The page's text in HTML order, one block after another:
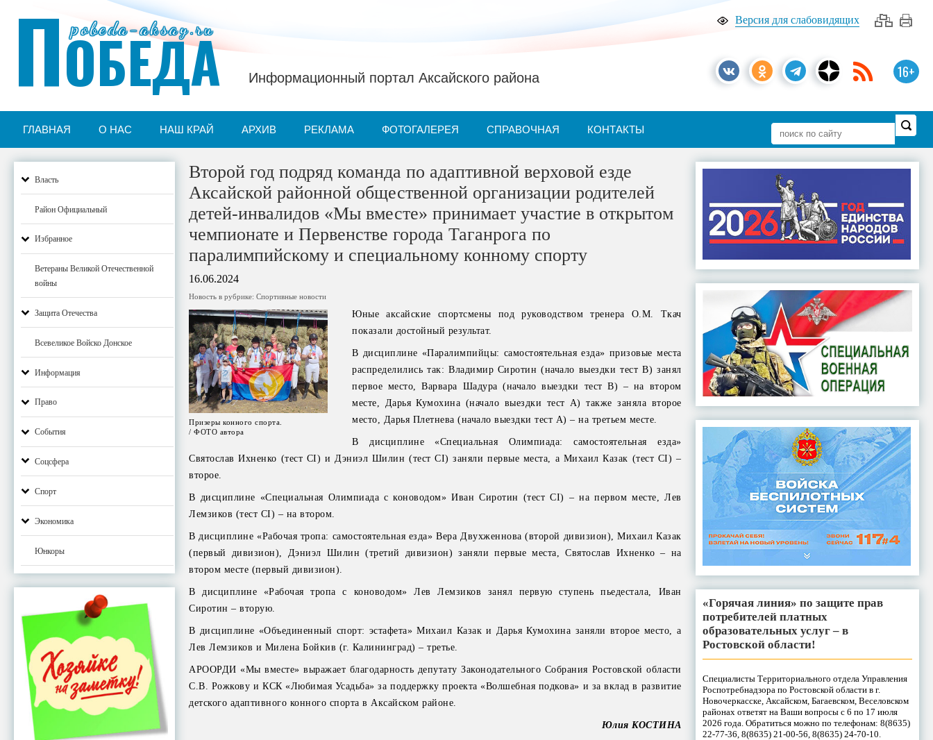
Версия для слабовидящих
16+
pobeda-aksay.ru
ПОБЕДА Информационный портал Аксайского района
ГЛАВНАЯ О НАС НАШ КРАЙ АРХИВ РЕКЛАМА ФОТОГАЛЕРЕЯ СПРАВОЧНАЯ КОНТАКТЫ
Власть
Район Официальный
Избранное
Ветераны Великой Отечественной
войны
Защита Отечества
Всевеликое Войско Донское
Информация
Право
События
Соцсфера
Спорт
Экономика
Юнкоры
Второй год подряд команда по адаптивной верховой езде
Аксайской районной общественной организации родителей
детей-инвалидов «Мы вместе» принимает участие в открытом
чемпионате и Первенстве города Таганрога по
паралимпийскому и специальному конному спорту
16.06.2024
Новость в рубрике:Спортивные новости
Призеры конного спорта.
/ ФОТО автора
Юные аксайские спортсмены под руководством тренера О.М. Ткач
показали достойный результат.
В дисциплине «Паралимпийцы: самостоятельная езда» призовые места
распределились так: Владимир Сиротин (начало выездки тест В) занял
первое место, Варвара Шадура (начало выездки тест В) – на втором
месте, Дарья Кумохина (начало выездки тест А) также заняла второе
место, Дарья Плетнева (начало выездки тест А) – на третьем месте.
В дисциплине «Специальная Олимпиада: самостоятельная езда»
Святослав Ихненко (тест CI) и Дэниэл Шилин (тест CI) заняли первые места, а Михаил Казак (тест CI) –
второе.
В дисциплине «Специальная Олимпиада с коноводом» Иван Сиротин (тест СI) – на первом месте, Лев
Лемзиков (тест CI) – на втором.
В дисциплине «Рабочая тропа: самостоятельная езда» Вера Двухженнова (второй дивизион), Михаил Казак
(первый дивизион), Дэниэл Шилин (третий дивизион) заняли первые места, Святослав Ихненко – на
втором месте (первый дивизион).
В дисциплине «Рабочая тропа с коноводом» Лев Лемзиков занял первую ступень пьедестала, Иван
Сиротин – вторую.
В дисциплине «Объединенный спорт: эстафета» Михаил Казак и Дарья Кумохина заняли второе место, а
Лев Лемзиков и Милена Бойкив (г. Калининград) – третье.
АРООРДИ «Мы вместе» выражает благодарность депутату Законодательного Собрания Ростовской области
С.В. Рожкову и КСК «Любимая Усадьба» за поддержку проекта «Волшебная подкова» и за вклад в развитие
детского адаптивного конного спорта в Аксайском районе.
Юлия КОСТИНА
«Горячая линия» по защите прав
потребителей платных
образовательных услуг – в
Ростовской области!
Специалисты Территориального отдела Управления
Роспотребнадзора по Ростовской области в г.
Новочеркасске, Аксайском, Багаевском, Веселовском
районах ответят на Ваши вопросы с 6 по 17 июля
2026 года. Обратиться можно по телефонам: 8(8635)
22-77-36, 8(8635) 21-00-56, 8(8635) 24-70-10.